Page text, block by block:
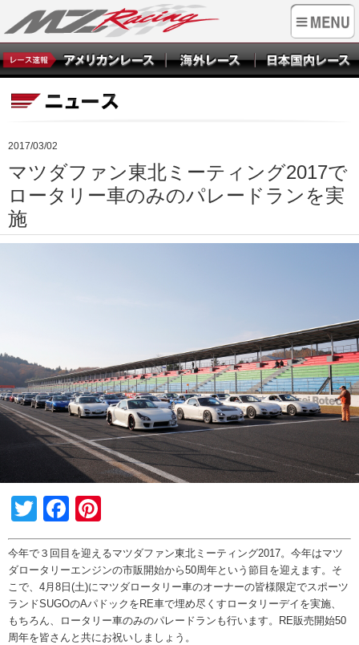
2017/03/02
マツダファン東北ミーティング2017で
ロータリー車のみのパレードランを実
施
TwitterFacebook
今年で３回目を迎えるマツダファン東北ミーティング2017。今年はマツ
ダロータリーエンジンの市販開始から50周年という節目を迎えます。そ
こで、4月8日(土)にマツダロータリー車のオーナーの皆様限定でスポーツ
ランドSUGOのAパドックをRE車で埋め尽くすロータリーデイを実施、
もちろん、ロータリー車のみのパレードランも行います。RE販売開始50
周年を皆さんと共にお祝いしましょう。